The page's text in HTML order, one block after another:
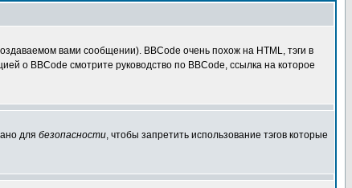
вами сообщении). BBCode очень похож на HTML, тэги в
о BBCode смотрите руководство по BBCode, ссылка на которое
для безопасности, чтобы запретить использование тэгов которые